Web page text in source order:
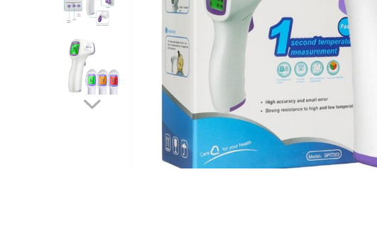
Scule Si Accesorii
sanatate si ingrijire
AUTO-MOTO